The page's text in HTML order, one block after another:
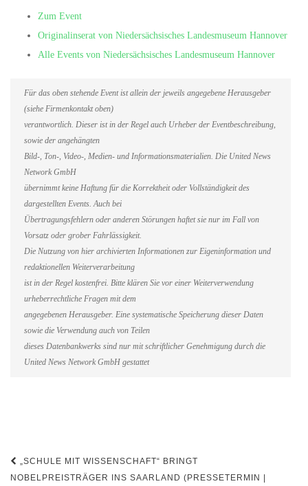
Zum Event
Originalinserat von Niedersächsisches Landesmuseum Hannover
Alle Events von Niedersächsisches Landesmuseum Hannover
Für das oben stehende Event ist allein der jeweils angegebene Herausgeber
(siehe Firmenkontakt oben)
verantwortlich. Dieser ist in der Regel auch Urheber der Eventbeschreibung,
sowie der angehängten
Bild-, Ton-, Video-, Medien- und Informationsmaterialien. Die United News
Network GmbH
übernimmt keine Haftung für die Korrektheit oder Vollständigkeit des
dargestellten Events. Auch bei
Übertragungsfehlern oder anderen Störungen haftet sie nur im Fall von
Vorsatz oder grober Fahrlässigkeit.
Die Nutzung von hier archivierten Informationen zur Eigeninformation und
redaktionellen Weiterverarbeitung
ist in der Regel kostenfrei. Bitte klären Sie vor einer Weiterverwendung
urheberrechtliche Fragen mit dem
angegebenen Herausgeber. Eine systematische Speicherung dieser Daten
sowie die Verwendung auch von Teilen
dieses Datenbankwerks sind nur mit schriftlicher Genehmigung durch die
United News Network GmbH gestattet
Beitragsnavigation
„SCHULE MIT WISSENSCHAFT“ BRINGT
NOBELPREISTRÄGER INS SAARLAND (PRESSETERMIN |